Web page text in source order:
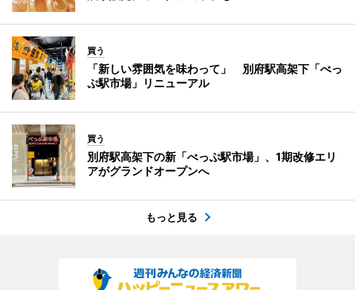
買う
「新しい雰囲気を味わって」 別府駅高架下「べっ
ぷ駅市場」リニューアル
買う
別府駅高架下の新「べっぷ駅市場」、1期改修エリ
アがグランドオープンへ
もっと見る